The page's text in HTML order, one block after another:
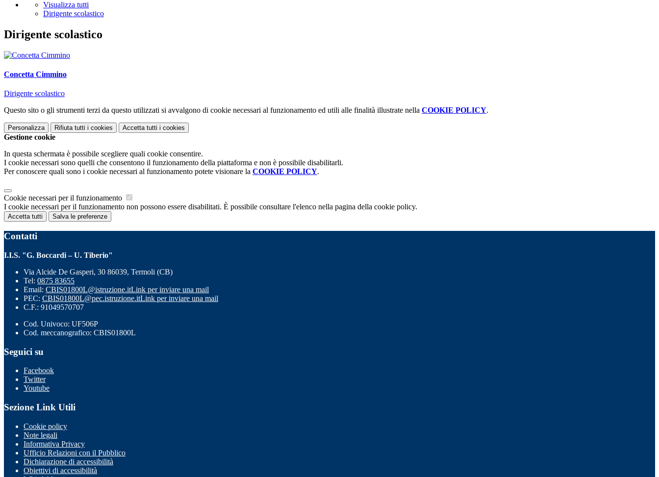
Visualizza tutti
Dirigente scolastico
Dirigente scolastico
Concetta Cimmino
Dirigente scolastico
Questo sito o gli strumenti terzi da questo utilizzati si avvalgono di cookie necessari al funzionamento ed utili alle finalità illustrate nella COOKIE POLICY.
Personalizza Rifiuta tutti i cookies Accetta tutti i cookies
Gestione cookie
In questa schermata è possibile scegliere quali cookie consentire.
I cookie necessari sono quelli che consentono il funzionamento della piattaforma e non è possibile disabilitarli.
Per conoscere quali sono i cookie necessari al funzionamento potete visionare la COOKIE POLICY.
Cookie necessari per il funzionamento
I cookie necessari per il funzionamento non possono essere disabilitati. È possibile consultare l'elenco nella pagina della cookie policy.
Accetta tutti Salva le preferenze
Contatti
I.I.S. "G. Boccardi – U. Tiberio"
Via Alcide De Gasperi, 30 86039, Termoli (CB)
Tel: 0875 83655
Email: CBIS01800L@istruzione.itLink per inviare una mail
PEC: CBIS01800L@pec.istruzione.itLink per inviare una mail
C.F.: 91049570707
Cod. Univoco: UF506P
Cod. meccanografico: CBIS01800L
Seguici su
Facebook
Twitter
Youtube
Sezione Link Utili
Cookie policy
Note legali
Informativa Privacy
Ufficio Relazioni con il Pubblico
Dichiarazione di accessibilità
Obiettivi di accessibilità